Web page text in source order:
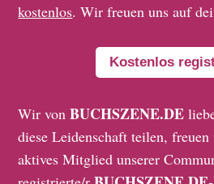
kostenlos. Wir freuen uns auf
Kostenlos
Wir vonBUCHSZENE.DE
diese Leidenschaft teilen,
aktives Mitglied unserer